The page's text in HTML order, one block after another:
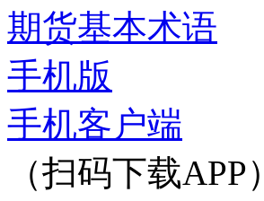
期货基本术语
手机版
手机客户端
（扫码下载APP）